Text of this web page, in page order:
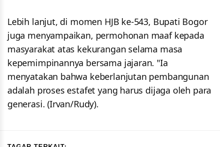
Lebih lanjut, di momen HJB ke-543, Bupati Bogor
juga menyampaikan, permohonan maaf kepada
masyarakat atas kekurangan selama masa
kepemimpinannya bersama jajaran. "Ia
menyatakan bahwa keberlanjutan pembangunan
adalah proses estafet yang harus dijaga oleh para
generasi. (Irvan/Rudy).